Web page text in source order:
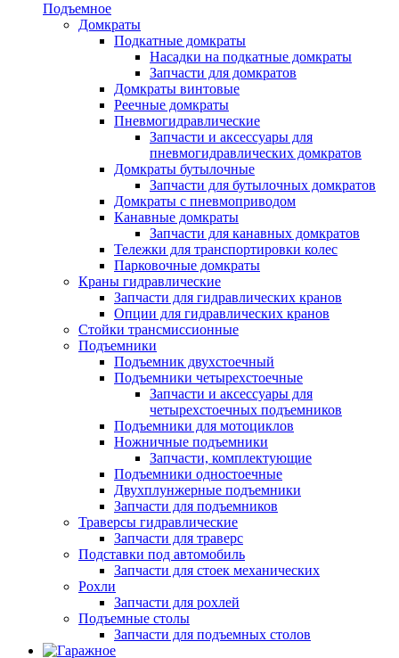
Подъемное
Домкраты
Подкатные домкраты
Насадки на подкатные домкраты
Запчасти для домкратов
Домкраты винтовые
Реечные домкраты
Пневмогидравлические
Запчасти и аксессуары для
пневмогидравлических домкратов
Домкраты бутылочные
Запчасти для бутылочных домкратов
Домкраты с пневмоприводом
Канавные домкраты
Запчасти для канавных домкратов
Тележки для транспортировки колес
Парковочные домкраты
Краны гидравлические
Запчасти для гидравлических кранов
Опции для гидравлических кранов
Стойки трансмиссионные
Подъемники
Подъемник двухстоечный
Подъемники четырехстоечные
Запчасти и аксессуары для
четырехстоечных подъемников
Подъемники для мотоциклов
Ножничные подъемники
Запчасти, комплектующие
Подъемники одностоечные
Двухплунжерные подъемники
Запчасти для подъемников
Траверсы гидравлические
Запчасти для траверс
Подставки под автомобиль
Запчасти для стоек механических
Рохли
Запчасти для рохлей
Подъемные столы
Запчасти для подъемных столов